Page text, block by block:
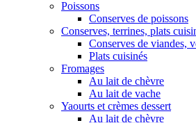
Poissons
Conserves de poissons
Conserves, terrines, plats
Conserves de viandes,
Plats cuisinés
Fromages
Au lait de chèvre
Au lait de vache
Yaourts et crèmes dessert
Au lait de chèvre